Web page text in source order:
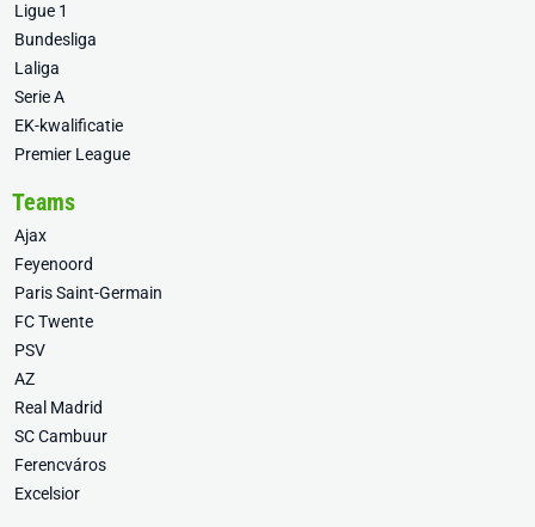
Ligue 1
Bundesliga
Laliga
Serie A
EK-kwalificatie
Premier League
Teams
Ajax
Feyenoord
Paris Saint-Germain
FC Twente
PSV
AZ
Real Madrid
SC Cambuur
Ferencváros
Excelsior